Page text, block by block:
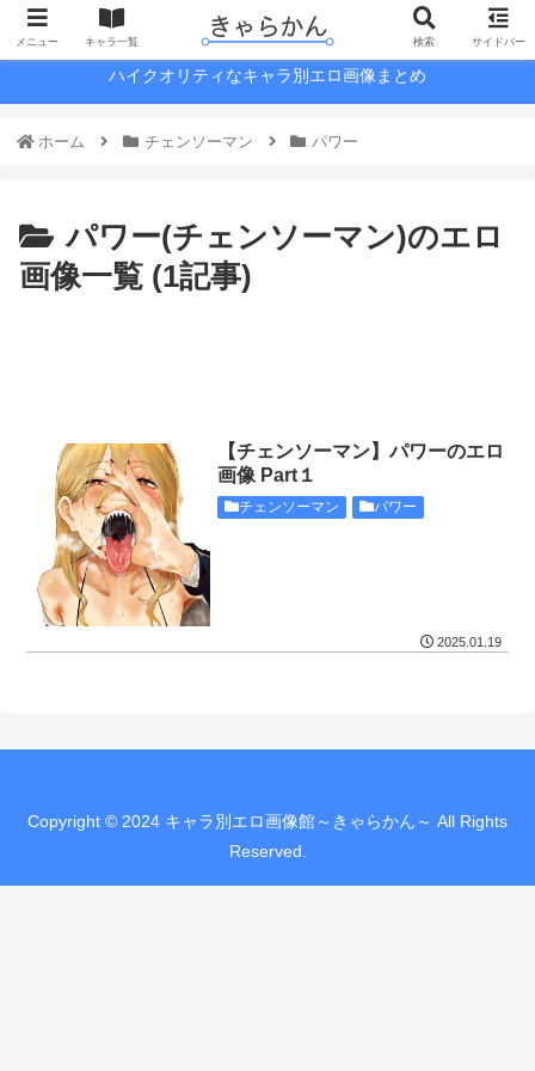
ハイクオリティなキャラ別エロ画像まとめ
ホーム チェンソーマン パワー
パワー(チェンソーマン)のエロ
画像一覧 (1記事)
【チェンソーマン】パワーのエロ
画像 Part１
チェンソーマン パワー
2025.01.19
Copyright © 2024 キャラ別エロ画像館～きゃらかん～ All Rights
Reserved.
メニュー キャラ一覧 検索 サイドバー